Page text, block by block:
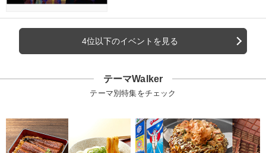
4位以下のイベントを見る
テーマWalker
テーマ別特集をチェック